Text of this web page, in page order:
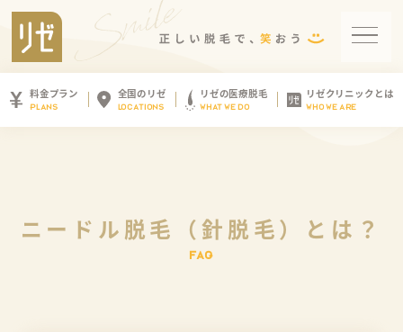
料金プラン
PLANS
全国のリゼ
LOCATIONS
リゼの医療脱毛
WHAT WE DO
リゼクリニックとは
WHO WE ARE
ニードル脱毛（針脱毛）とは？